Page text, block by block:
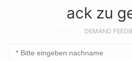
ack zu
DEMAND